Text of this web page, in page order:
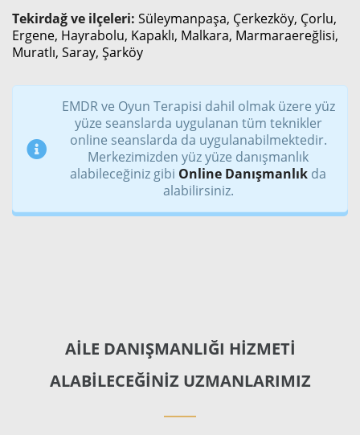
Tekirdağ ve ilçeleri: Süleymanpaşa, Çerkezköy, Çorlu,
Ergene, Hayrabolu, Kapaklı, Malkara, Marmaraereğlisi,
Muratlı, Saray, Şarköy
EMDR ve Oyun Terapisi dahil olmak üzere yüz
yüze seanslarda uygulanan tüm teknikler
online seanslarda da uygulanabilmektedir.
Merkezimizden yüz yüze danışmanlık
alabileceğiniz gibi Online Danışmanlık da
alabilirsiniz.
AİLE DANIŞMANLIĞI HİZMETİ
ALABİLECEĞİNİZ UZMANLARIMIZ